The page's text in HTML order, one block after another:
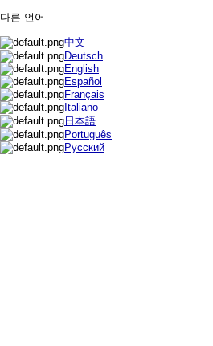
다른 언어
中文
Deutsch
English
Español
Français
Italiano
日本語
Português
Русский